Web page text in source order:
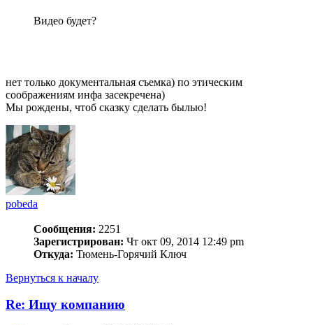
Видео будет?
нет только документальная съемка) по этическим
соображениям инфа засекречена)
Мы рождены, чтоб сказку сделать былью!
pobeda
Сообщения: 2251
Зарегистрирован: Чт окт 09, 2014 12:49 pm
Откуда: Тюмень-Горячий Ключ
Вернуться к началу
Re: Ищу компанию